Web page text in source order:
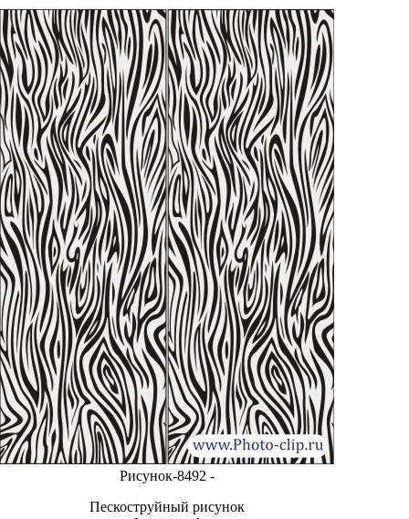
Рисунок-8492 -
Пескоструйный рисунок